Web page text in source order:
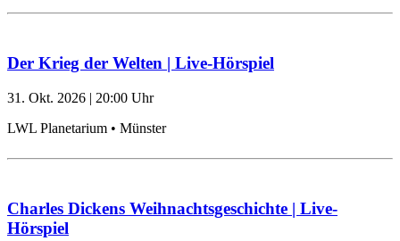
Der Krieg der Welten | Live-Hörspiel
31. Okt. 2026 | 20:00 Uhr
LWL Planetarium • Münster
Charles Dickens Weihnachtsgeschichte | Live-
Hörspiel